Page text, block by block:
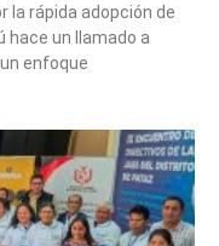
la rápida adopción de
hace un llamado a
enfoque